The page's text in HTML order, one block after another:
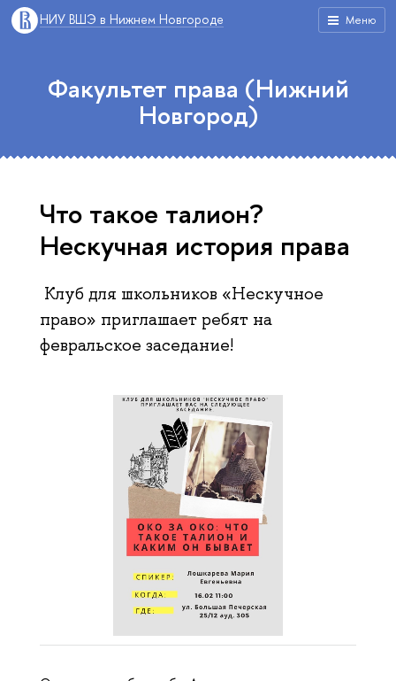
Меню
НИУ ВШЭ в Нижнем Новгороде
Факультет права (Нижний
Новгород)
Что такое талион?
Нескучная история права
Клуб для школьников «Нескучное
право» приглашает ребят на
февральское заседание!